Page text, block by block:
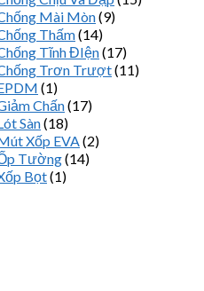
Mài Mòn(9)
Thấm(14)
Tĩnh ĐIện(17)
Trơn Trượt(11)
(1)
Chấn(17)
Sàn(18)
Xốp EVA(2)
Tường(14)
Bọt(1)